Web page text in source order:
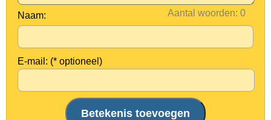
Aantal woorden:
Naam:
E-mail: (* optioneel)